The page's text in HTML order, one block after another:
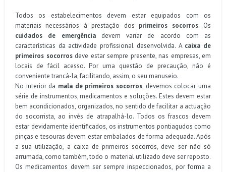
Todos os estabelecimentos devem estar equipados com os
materiais necessários à prestação dos primeiros socorros. Os
cuidados de emergênciadevem variar de acordo com as
características da actividade profissional desenvolvida. A caixa de
primeiros socorrosdeve estar sempre presente, nas empresas, em
locais de fácil acesso. Por uma questão de precaução, não é
conveniente trancá-la, facilitando, assim, o seu manuseio.
No interior da mala de primeiros socorros, devemos colocar uma
série de instrumentos, medicamentos e soluções. Estes devem estar
bem acondicionados, organizados, no sentido de facilitar a actuação
do socorrista, ao invés de atrapalhá-lo. Todos os frascos devem
estar devidamente identificados, os instrumentos pontiagudos como
pinças e tesouras devem estar embalados de forma adequada. Após
a sua utilização, a caixa de primeiros socorros, deve ser não só
arrumada, como também, todo o material utilizado deve ser reposto.
Os medicamentos devem ser sempre inspeccionados, por forma a